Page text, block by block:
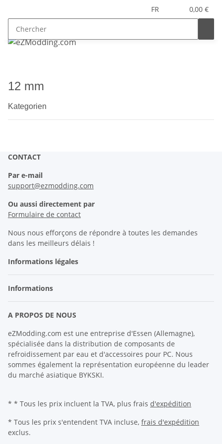
FR 0,00 €
12 mm
Kategorien
CONTACT
Par e-mail
support@ezmodding.com
Ou aussi directement par
Formulaire de contact
Nous nous efforçons de répondre à toutes les demandes
dans les meilleurs délais !
Informations légales
Informations
A PROPOS DE NOUS
eZModding.com est une entreprise d'Essen (Allemagne),
spécialisée dans la distribution de composants de
refroidissement par eau et d'accessoires pour PC. Nous
sommes également la représentation européenne du leader
du marché asiatique BYKSKI.
* * Tous les prix incluent la TVA, plus frais d'expédition
* Tous les prix s'entendent TVA incluse, frais d'expédition
exclus.